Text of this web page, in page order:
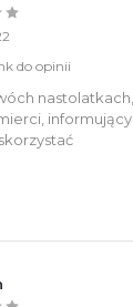
do opinii
informujący,